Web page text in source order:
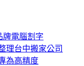
牌電腦割字
理台中搬家公司
為高精度